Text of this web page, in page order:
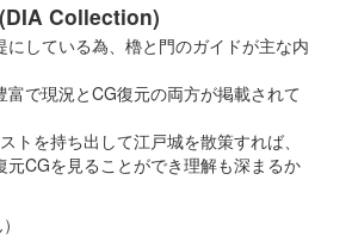
城印 オシロボット 会津若松城 デフ
開催されたお城EXPO 2024の城郭合体オ
販売された御城印。
Collection)
にしている為、櫓と門のガイドが主な内
富で現況とCG復元の両方が掲載されて
トを持ち出して江戸城を散策すれば、
元CGを見ることができ理解も深まるか